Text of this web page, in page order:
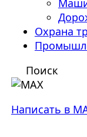
Охрана
Поиск
Написать в